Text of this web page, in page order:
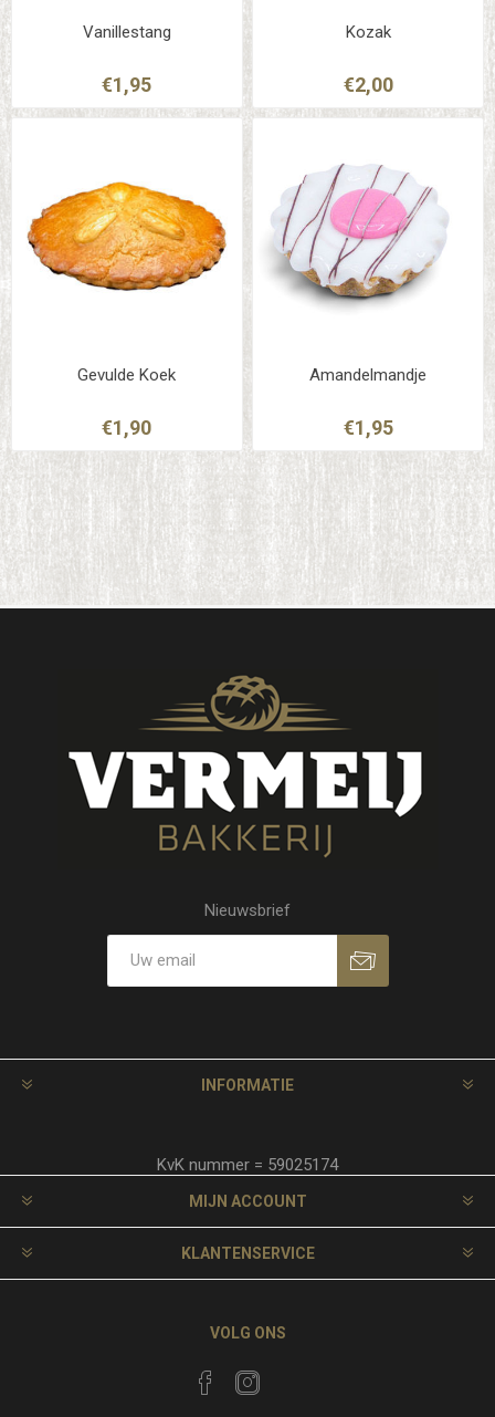
Vanillestang
€1,95
Kozak
€2,00
Gevulde Koek
€1,90
Amandelmandje
€1,95
Nieuwsbrief
INFORMATIE
KvK nummer = 59025174
MIJN ACCOUNT
KLANTENSERVICE
VOLG ONS